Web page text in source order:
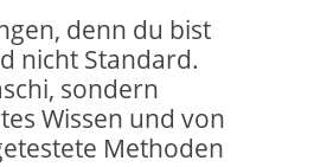
denn du bist
nicht Standard.
sondern
Wissen und von
Methoden